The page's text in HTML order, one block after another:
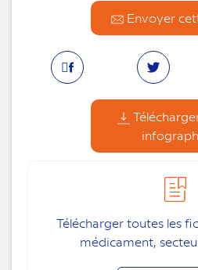
Envoyer
Facebook Twitter
Télécharger toutes les
médicament,